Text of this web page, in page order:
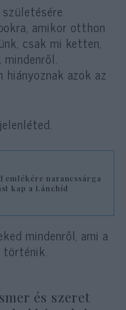
amikor otthon
csak mi ketten,
azok az
emlékére narancssárga
kap a Lánchíd
mindenről, ami a
és szeret